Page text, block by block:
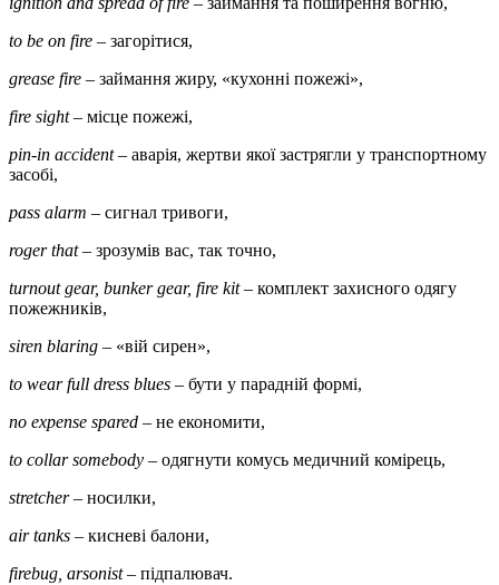
to be on fire – загорітися,
grease fire – займання жиру, «кухонні пожежі»,
fire sight– місце пожежі,
pin-in accident– аварія, жертви якої застрягли у транспортному
засобі,
pass alarm – сигнал тривоги,
roger that– зрозумів вас, так точно,
turnout gear, bunker gear, fire kit– комплект захисного одягу
пожежників,
siren blaring – «вій сирен»,
to wear full dress blues – бути у парадній формі,
no expense spared – не економити,
to collarsomebody – одягнути комусь медичний комірець,
stretcher– носилки,
air tanks – кисневі балони,
firebug, arsonist– підпалювач.